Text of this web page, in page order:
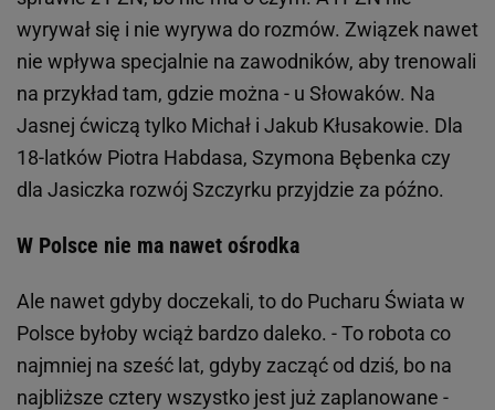
wyrywał się i nie wyrywa do rozmów. Związek nawet
nie wpływa specjalnie na zawodników, aby trenowali
na przykład tam, gdzie można - u Słowaków. Na
Jasnej ćwiczą tylko Michał i Jakub Kłusakowie. Dla
18-latków Piotra Habdasa, Szymona Bębenka czy
dla Jasiczka rozwój Szczyrku przyjdzie za późno.
W Polsce nie ma nawet ośrodka
Ale nawet gdyby doczekali, to do Pucharu Świata w
Polsce byłoby wciąż bardzo daleko. - To robota co
najmniej na sześć lat, gdyby zacząć od dziś, bo na
najbliższe cztery wszystko jest już zaplanowane -